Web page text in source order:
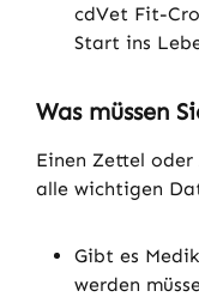
cdVet Fit-
Start ins
Was müssen
Einen Zettel
alle wichtigen
Gibt es
werden